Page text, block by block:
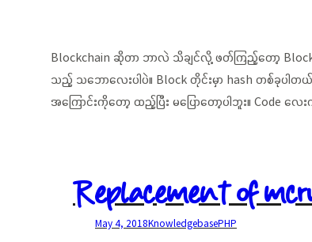
Blockchain ဆိုတာ ဘာလဲ သိချင်လို့ ဖတ်ကြည့်တော့
သည့် သဘောလေးပါပဲ။ Block တိုင်းမှာ hash တစ်ခုပါ
အကြောင်းကိုတော့ ထည့်ပြီး မပြောတော့ပါဘူး။ Code
Replacement of
May 4, 2018KnowledgebasePHP